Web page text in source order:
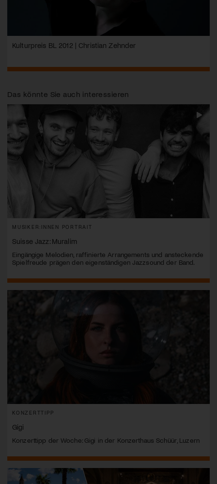
Kulturpreis BL 2012 | Christian Zehnder
Das könnte Sie auch interessieren
MUSIKER:INNEN PORTRAIT
Suisse Jazz: Muralim
Eingängige Melodien, raffinierte Arrangements und ansteckende
Spielfreude prägen den eigenständigen Jazzsound der Band.
KONZERTTIPP
Gigi
Konzerttipp der Woche: Gigi in der Konzerthaus Schüür, Luzern